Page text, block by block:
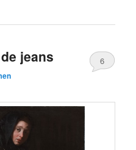
jeans 6